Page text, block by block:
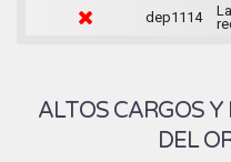
dep1114
ALTOS CARGOS
DEL